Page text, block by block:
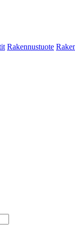
Rakennustuote